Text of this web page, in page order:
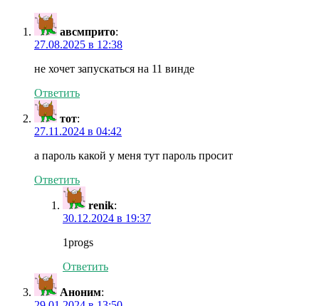
авсмприто:
27.08.2025 в 12:38
не хочет запускаться на 11 винде
Ответить
тот:
27.11.2024 в 04:42
а пароль какой у меня тут пароль просит
Ответить
renik:
30.12.2024 в 19:37
1progs
Ответить
Аноним: